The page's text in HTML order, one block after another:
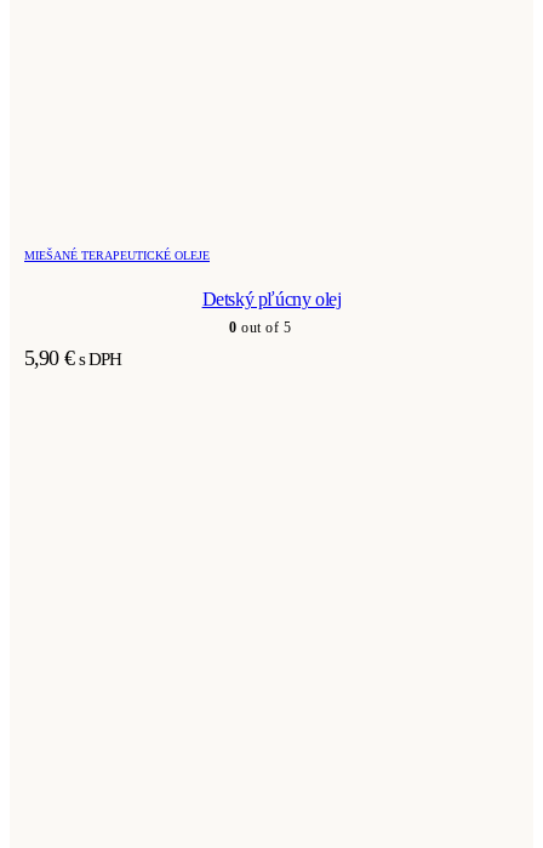
MIEŠANÉ TERAPEUTICKÉ OLEJE
Detský pľúcny olej
0 out of 5
5,90 € s DPH